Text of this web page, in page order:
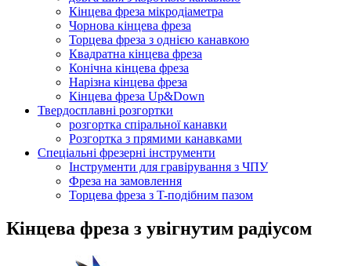
Кінцева фреза мікродіаметра
Чорнова кінцева фреза
Торцева фреза з однією канавкою
Квадратна кінцева фреза
Конічна кінцева фреза
Нарізна кінцева фреза
Кінцева фреза Up&Down
Твердосплавні розгортки
розгортка спіральної канавки
Розгортка з прямими канавками
Спеціальні фрезерні інструменти
Інструменти для гравірування з ЧПУ
Фреза на замовлення
Торцева фреза з T-подібним пазом
Кінцева фреза з увігнутим радіусом